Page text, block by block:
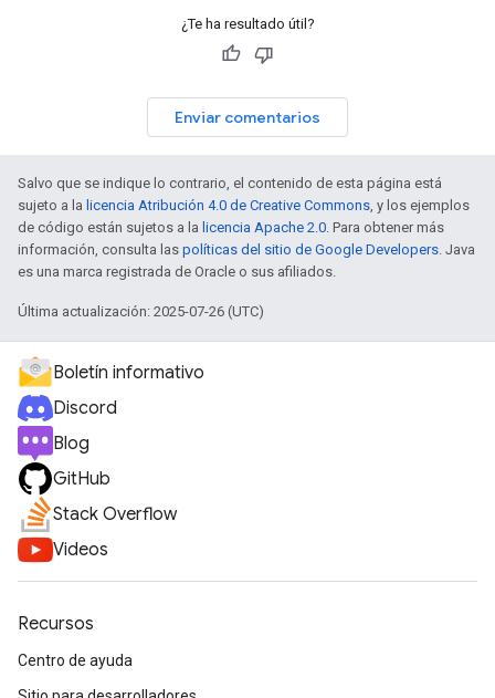
¿Te ha resultado útil?
Enviar comentarios
Salvo que se indique lo contrario, el contenido de esta página está
sujeto a la licencia Atribución 4.0 de Creative Commons, y los ejemplos
de código están sujetos a la licencia Apache 2.0. Para obtener más
información, consulta las políticas del sitio de Google Developers. Java
es una marca registrada de Oracle o sus afiliados.
Última actualización: 2025-07-26 (UTC)
Boletín informativo
Discord
Blog
GitHub
Stack Overflow
Videos
Recursos
Centro de ayuda